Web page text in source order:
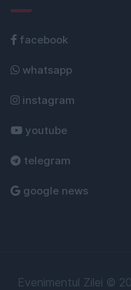
facebook
whatsapp
instagram
youtube
telegram
google news
Evenimentul Zilei ©